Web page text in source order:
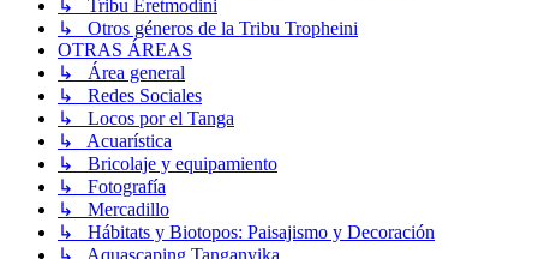
↳ Tribu Eretmodini
↳ Otros géneros de la Tribu Tropheini
OTRAS ÁREAS
↳ Área general
↳ Redes Sociales
↳ Locos por el Tanga
↳ Acuarística
↳ Bricolaje y equipamiento
↳ Fotografía
↳ Mercadillo
↳ Hábitats y Biotopos: Paisajismo y Decoración